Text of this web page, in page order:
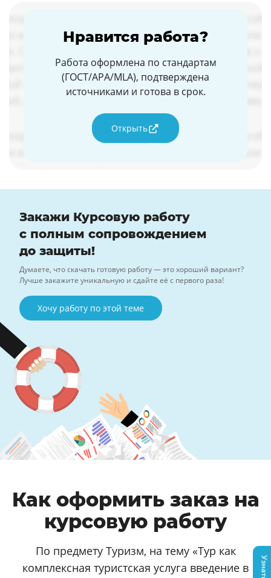
Нравится работа?
Работа оформлена по стандартам
(ГОСТ/APA/MLA), подтверждена
источниками и готова в срок.
Открыть
Закажи Курсовую работу
с полным сопровождением
до защиты!
Думаете, что скачать готовую работу — это хороший вариант?
Лучше закажите уникальную и сдайте её с первого раза!
Хочу работу по этой теме
Как оформить заказ на
курсовую работу
По предмету Туризм, на тему «Тур как
комплексная туристская услуга введение в